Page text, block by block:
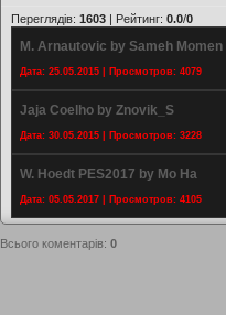
Переглядів: 1603| Рейтинг: 0.0/0
M. Arnautovic by Sameh Momen
Дата: 25.05.2015 | Просмотров: 4079
Jaja Coelho by Znovik_S
Дата: 30.05.2015 | Просмотров: 3228
W. Hoedt PES2017 by Mo Ha
Дата: 05.05.2017 | Просмотров: 4105
Всього коментарів: 0